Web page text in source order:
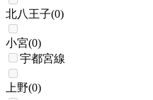
北八王子(0)
小宮(0)
宇都宮線
上野(0)